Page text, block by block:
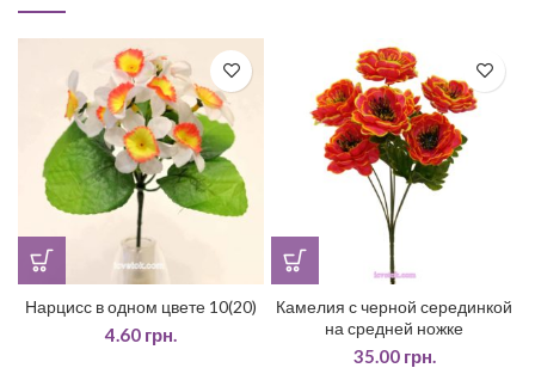
Нарцисс в одном цвете 10(20)
4.60 грн.
Камелия с черной серединкой
на средней ножке
35.00 грн.